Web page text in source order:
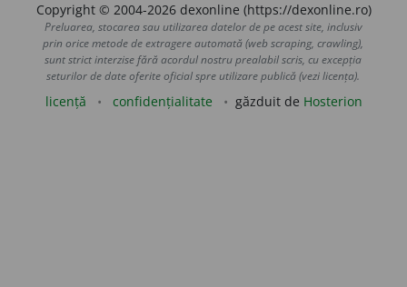
Copyright © 2004-2026 dexonline (https://dexonline.ro)
Preluarea, stocarea sau utilizarea datelor de pe acest site, inclusiv
prin orice metode de extragere automată (web scraping, crawling),
sunt strict interzise fără acordul nostru prealabil scris, cu excepția
seturilor de date oferite oficial spre utilizare publică (vezi licența).
licență confidențialitate găzduit de Hosterion